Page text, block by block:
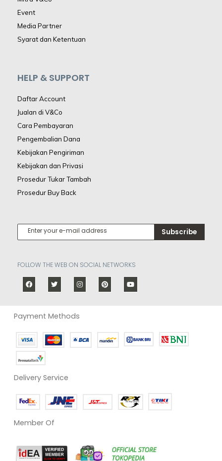
Event
Media Partner
Syarat dan Ketentuan
HELP & SUPPORT
Daftar Account
Jualan di V&Co
Cara Pembayaran
Pengembalian Dana
Kebijakan Pengiriman
Kebijakan dan Privasi
Prosedur Tukar Tambah
Prosedur Buy Back
Subscribe
FOLLOW THE WEB ON SOCIAL NETWORKS
Payment Methods
Delivery Service
Member Of